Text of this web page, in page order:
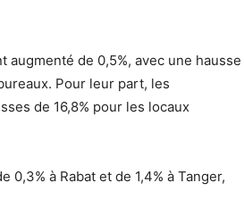
de 0,5%, avec une hausse
Pour leur part, les
de 16,8% pour les locaux
0,3% à Rabat et de 1,4% à Tanger,